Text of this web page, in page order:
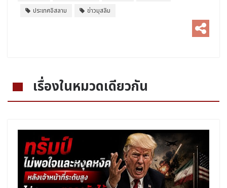
ประเทศอิสลาม
ข่าวมุสลิม
เรื่องในหมวดเดียวกัน